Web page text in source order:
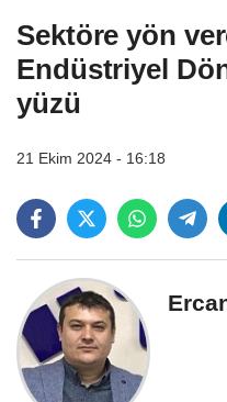
Sektöre yön
Endüstriyel
yüzü
21 Ekim 2024 - 16:18